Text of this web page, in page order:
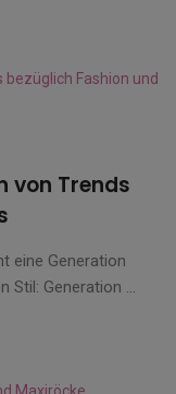
von Trends
eine Generation
Generation ...